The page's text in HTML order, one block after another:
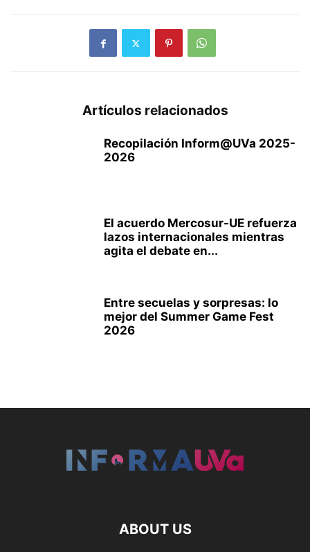
Artículos relacionados
Recopilación Inform@UVa 2025-
2026
El acuerdo Mercosur-UE refuerza
lazos internacionales mientras
agita el debate en...
Entre secuelas y sorpresas: lo
mejor del Summer Game Fest
2026
ABOUT US